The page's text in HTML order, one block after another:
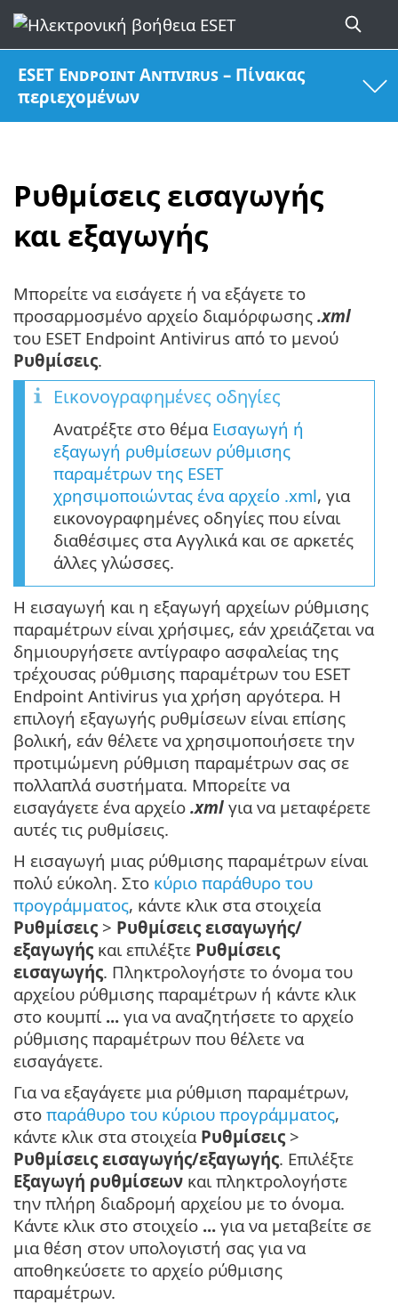
ESET Endpoint Antivirus – Πίνακας
περιεχομένων
Ρυθμίσεις εισαγωγής
και εξαγωγής
Μπορείτε να εισάγετε ή να εξάγετε το
προσαρμοσμένο αρχείο διαμόρφωσης .xml
του ESET Endpoint Antivirus από το μενού
Ρυθμίσεις.
Εικονογραφημένες οδηγίες
Ανατρέξτε στο θέμα Εισαγωγή ή
εξαγωγή ρυθμίσεων ρύθμισης
παραμέτρων της ESET
χρησιμοποιώντας ένα αρχείο .xml, για
εικονογραφημένες οδηγίες που είναι
διαθέσιμες στα Αγγλικά και σε αρκετές
άλλες γλώσσες.
Η εισαγωγή και η εξαγωγή αρχείων ρύθμισης
παραμέτρων είναι χρήσιμες, εάν χρειάζεται να
δημιουργήσετε αντίγραφο ασφαλείας της
τρέχουσας ρύθμισης παραμέτρων του ESET
Endpoint Antivirus για χρήση αργότερα. Η
επιλογή εξαγωγής ρυθμίσεων είναι επίσης
βολική, εάν θέλετε να χρησιμοποιήσετε την
προτιμώμενη ρύθμιση παραμέτρων σας σε
πολλαπλά συστήματα. Μπορείτε να
εισαγάγετε ένα αρχείο .xml για να μεταφέρετε
αυτές τις ρυθμίσεις.
Η εισαγωγή μιας ρύθμισης παραμέτρων είναι
πολύ εύκολη. Στο κύριο παράθυρο του
προγράμματος, κάντε κλικ στα στοιχεία
Ρυθμίσεις > Ρυθμίσεις εισαγωγής/
εξαγωγής και επιλέξτε Ρυθμίσεις
εισαγωγής. Πληκτρολογήστε το όνομα του
αρχείου ρύθμισης παραμέτρων ή κάντε κλικ
στο κουμπί ... για να αναζητήσετε το αρχείο
ρύθμισης παραμέτρων που θέλετε να
εισαγάγετε.
Για να εξαγάγετε μια ρύθμιση παραμέτρων,
στο παράθυρο του κύριου προγράμματος,
κάντε κλικ στα στοιχεία Ρυθμίσεις >
Ρυθμίσεις εισαγωγής/εξαγωγής. Επιλέξτε
Εξαγωγή ρυθμίσεων και πληκτρολογήστε
την πλήρη διαδρομή αρχείου με το όνομα.
Κάντε κλικ στο στοιχείο ... για να μεταβείτε σε
μια θέση στον υπολογιστή σας για να
αποθηκεύσετε το αρχείο ρύθμισης
παραμέτρων.